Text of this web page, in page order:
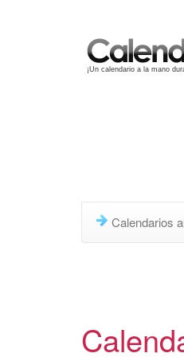
¡Un calendario a la mano
Calendarios